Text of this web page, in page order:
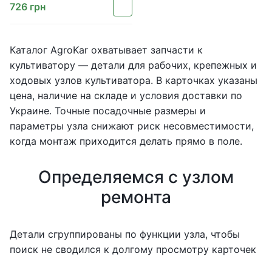
726 грн
Каталог AgroKar охватывает запчасти к
культиватору — детали для рабочих, крепежных и
ходовых узлов культиватора. В карточках указаны
цена, наличие на складе и условия доставки по
Украине. Точные посадочные размеры и
параметры узла снижают риск несовместимости,
когда монтаж приходится делать прямо в поле.
Определяемся с узлом
ремонта
Детали сгруппированы по функции узла, чтобы
поиск не сводился к долгому просмотру карточек